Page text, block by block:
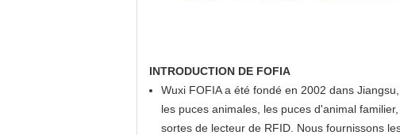
INTRODUCTION DE FOFIA
Wuxi FOFIA a été fondé en 2002 dans
les puces animales, les puces d'animal
sortes de lecteur de RFID. Nous fournissons